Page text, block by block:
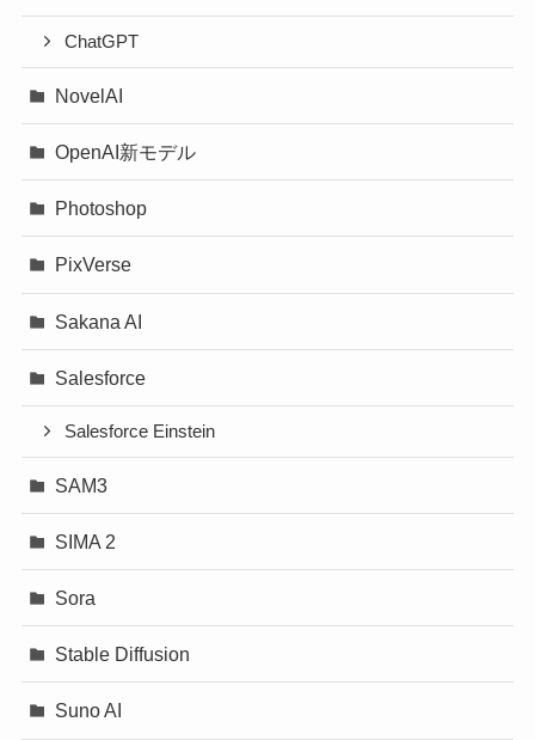
ChatGPT
NovelAI
OpenAI新モデル
Photoshop
PixVerse
Sakana AI
Salesforce
Salesforce Einstein
SAM3
SIMA 2
Sora
Stable Diffusion
Suno AI